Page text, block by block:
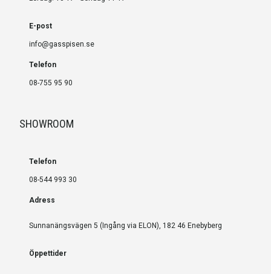
E-post
info@gasspisen.se
Telefon
08-755 95 90
SHOWROOM
Telefon
08-544 993 30
Adress
Sunnanängsvägen 5 (Ingång via ELON), 182 46 Enebyberg
Öppettider